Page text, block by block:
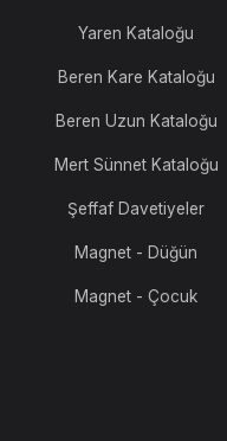
Yaren Kataloğu
Beren Kare Kataloğu
Beren Uzun Kataloğu
Mert Sünnet Kataloğu
Şeffaf Davetiyeler
Magnet - Düğün
Magnet - Çocuk